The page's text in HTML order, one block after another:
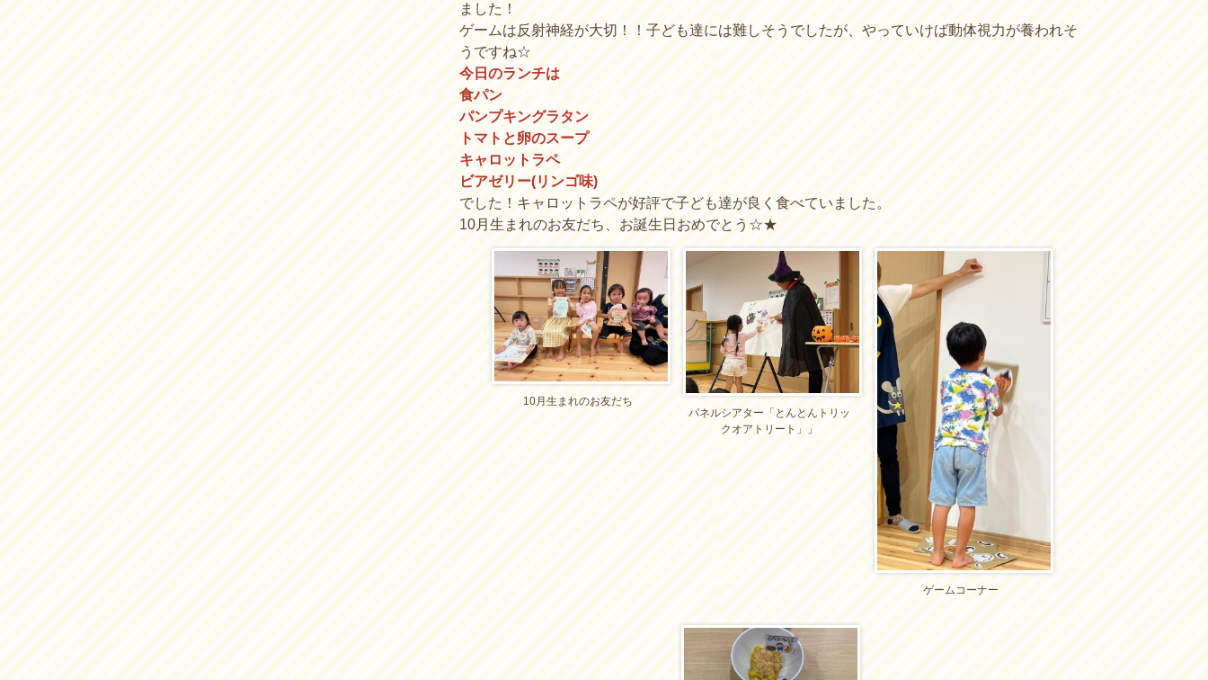
ました！
ゲームは反射神経が大切！！子ども達には難しそうでしたが、やっていけば動体視力が養われそ
うですね☆
今日のランチは
食パン
パンプキングラタン
トマトと卵のスープ
キャロットラペ
ビアゼリー(リンゴ味)
でした！キャロットラペが好評で子ども達が良く食べていました。
10月生まれのお友だち、お誕生日おめでとう☆★
10月生まれのお友だち
パネルシアター「とんとんトリッ
クオアトリート」」
ゲームコーナー